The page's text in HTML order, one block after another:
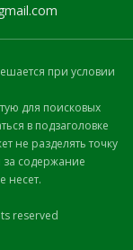
при условии
для поисковых
в подзаголовке
не разделять точку
за содержание
несет.
reserved